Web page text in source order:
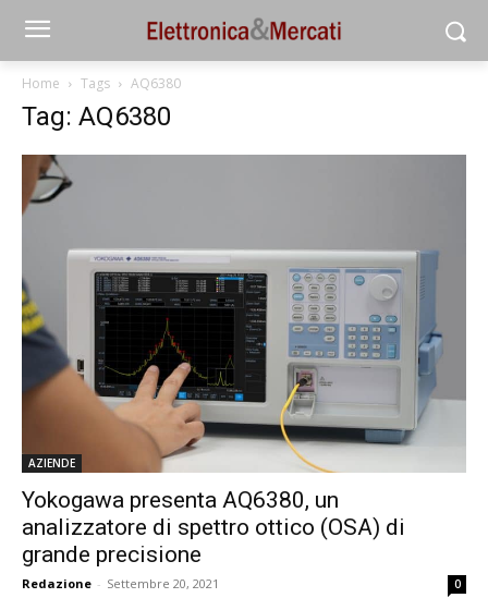
Home Tags AQ6380
Tag: AQ6380
AZIENDE
Yokogawa presenta AQ6380, un
analizzatore di spettro ottico (OSA) di
grande precisione
Redazione - Settembre 20, 2021 0